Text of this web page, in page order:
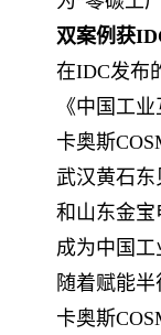
双案例获
在IDC发布
《中国工
卡奥斯
武汉黄石东
和山东金宝
成为中国
随着赋能
卡奥斯